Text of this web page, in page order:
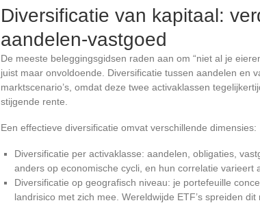
Diversificatie van kapitaal:
aandelen-vastgoed
De meeste beleggingsgidsen raden aan om “niet al je
juist maar onvoldoende. Diversificatie tussen aandelen en
marktscenario’s, omdat deze twee activaklassen
stijgende rente.
Een effectieve diversificatie omvat verschillende dimensies:
Diversificatie per activaklasse: aandelen, obligaties,
anders op economische cycli, en hun correlatie varieert
Diversificatie op geografisch niveau: je portefeuille
landrisico met zich mee. Wereldwijde ETF’s spreiden